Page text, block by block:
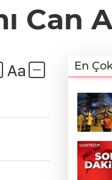
Can
En